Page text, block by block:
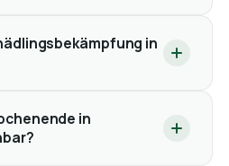
in
in